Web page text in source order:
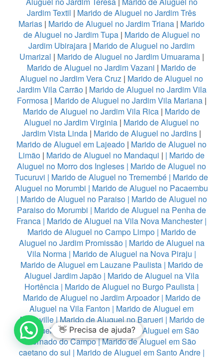
Jardim Textil | Marido de Aluguel no Jardim Três
Marias | Marido de Aluguel no Jardim Triana | Marido
de Aluguel no Jardim Tupa| Marido de Aluguel no
Jardim Ubirajara | Marido de Aluguel no Jardim
Umarizal | Marido de Aluguel no Jardim Umuarama|
Marido de Aluguel no Jardim Vazani | Marido de
Aluguel no Jardim Vera Cruz | Marido de Aluguel no
Jardim Vila Carrão| Marido de Aluguel no Jardim Vila
Formosa| Marido de Aluguel no Jardim Vila Mariana|
Marido de Aluguel no Jardim Vila Rica | Marido de
Aluguel no Jardim Virginia | Marido de Aluguel no
Jardim Vista Linda | Marido de Aluguel no Jardins |
Marido de Aluguel em Lajeado | Marido de Aluguel no
Limão | Marido de Aluguel no Mandaqui | | Marido de
Aluguel no Morro dos Ingleses | Marido de Aluguel no
Tucuruvi | Marido de Aluguel no Tremembé | Marido de
Aluguel no Morumbi | Marido de Aluguel no Pacaembu
| Marido de Aluguel no Paraiso| Marido de Aluguel no
Paraiso do Morumbi | Marido de Aluguel na Penha de
Franca | Marido de Aluguel na Vila Nova Manchester|
Marido de Aluguel no Campo Limpo| Marido de
Aluguel no Jardim Promissão| Marido de Aluguel na
Vila Norma | Marido de Aluguel na Nova Piraju |
Marido de Aluguel em Lauzane Paulista| Marido de
Aluguel Jardim Japão| Marido de Aluguel na Vila
Hortência | Marido de Aluguel no Burgo Paulista |
Marido de Aluguel no Jardim Arpoador| Marido de
Aluguel na Vila Fanton | Marido de Aluguel em
Alphaville|Marido de Aluguel no Barueri | Marido de
Aluguel em Diadema |Marido de Aluguel em São
Bernado do Campo|Marido de Aluguel em São
caetano do sul | Marido de Aluguel em Santo Andre|
👋 Precisa de ajuda?